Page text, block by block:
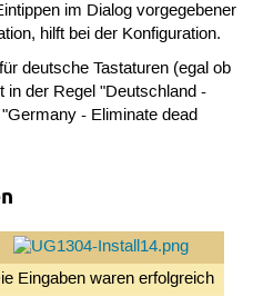
im Dialog vorgegebener
hilft bei der Konfiguration.
deutsche Tastaturen (egal ob
in der Regel "Deutschland -
- Eliminate dead
Eingaben waren erfolgreich